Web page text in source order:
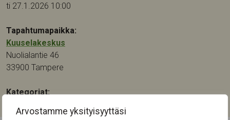
Arvostamme yksityisyyttäsi
ti 27.1.2026 10:00
Tapahtumapaikka:
Kuuselakeskus
Nuolialantie 46
33900 Tampere
Kategoriat: